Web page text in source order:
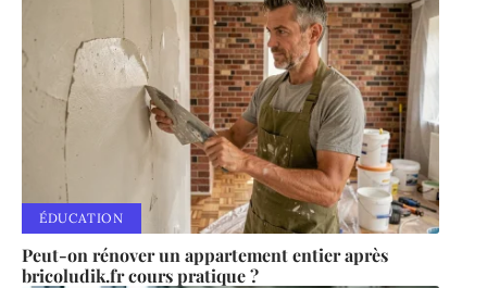
ÉDUCATION
Peut-on rénover un appartement entier après
bricoludik.fr cours pratique ?